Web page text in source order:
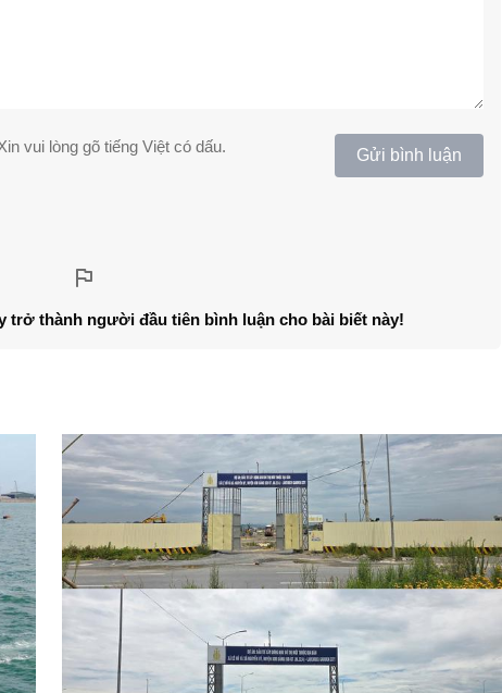
vui lòng gõ tiếng Việt có dấu. Gửi bình luận
trở thành người đầu tiên bình luận cho bài biết này!